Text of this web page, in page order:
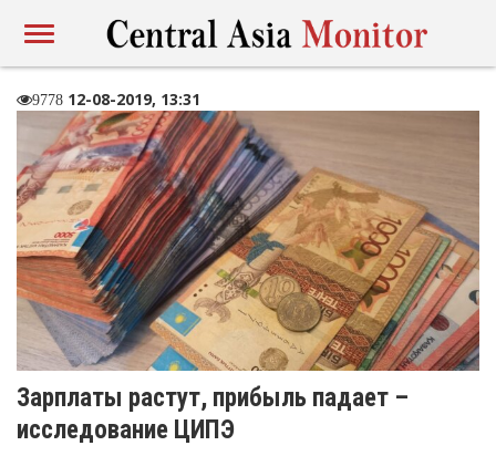
9778 12-08-2019, 13:31
Зарплаты растут, прибыль падает –
исследование ЦИПЭ